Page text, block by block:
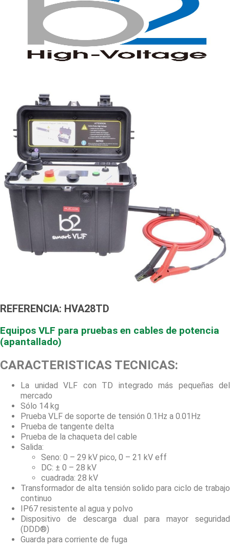
REFERENCIA: HVA28TD
Equipos VLF para pruebas en cables de potencia
(apantallado)
CARACTERISTICAS TECNICAS:
La unidad VLF con TD integrado más pequeñas del
mercado
Sólo 14 kg
Prueba VLF de soporte de tensión 0.1Hz a 0.01Hz
Prueba de tangente delta
Prueba de la chaqueta del cable
Salida:
Seno: 0 – 29 kV pico, 0 – 21 kV eff
DC: ± 0 – 28 kV
cuadrada: 28 kV
Transformador de alta tensión solido para ciclo de trabajo
continuo
IP67 resistente al agua y polvo
Dispositivo de descarga dual para mayor seguridad
(DDD®)
Guarda para corriente de fuga